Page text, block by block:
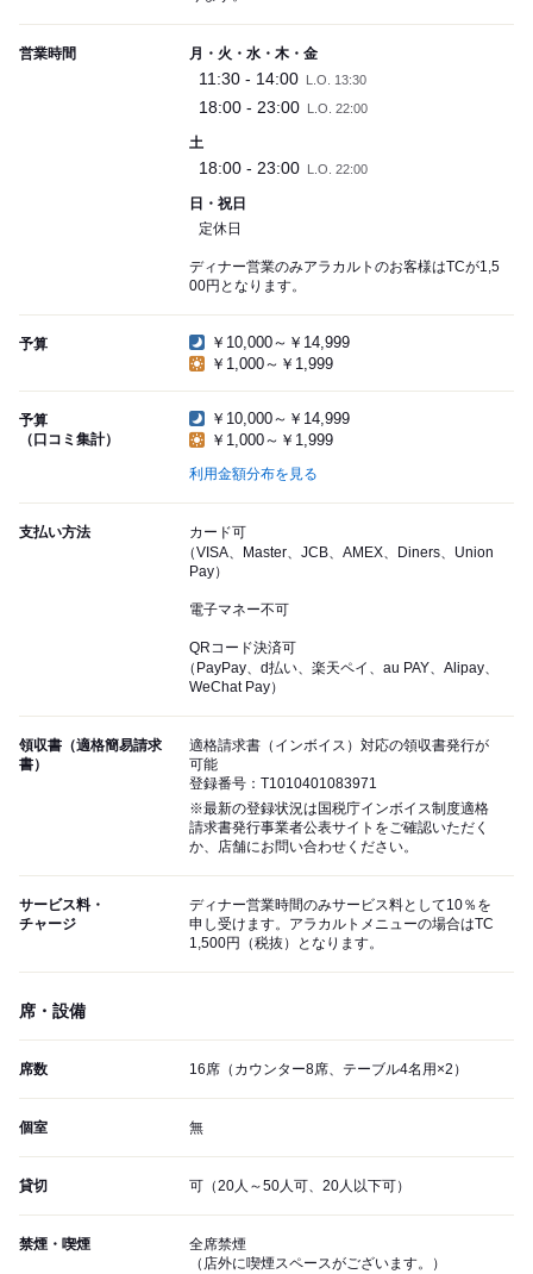
営業時間 月・火・水・木・金
11:30 - 14:00 L.O. 13:30
18:00 - 23:00 L.O. 22:00
土
18:00 - 23:00 L.O. 22:00
日・祝日
定休日
ディナー営業のみアラカルトのお客様はTCが1,5
00円となります。
予算
￥10,000～￥14,999
￥1,000～￥1,999
予算
（口コミ集計）
￥10,000～￥14,999
￥1,000～￥1,999
利用金額分布を見る
支払い方法
カード可
（VISA、Master、JCB、AMEX、Diners、Union
Pay）
電子マネー不可
QRコード決済可
（PayPay、d払い、楽天ペイ、au PAY、Alipay、
WeChat Pay）
領収書（適格簡易請求
書）
適格請求書（インボイス）対応の領収書発行が
可能
登録番号：T1010401083971
※最新の登録状況は国税庁インボイス制度適格
請求書発行事業者公表サイトをご確認いただく
か、店舗にお問い合わせください。
サービス料・
チャージ
ディナー営業時間のみサービス料として10％を
申し受けます。アラカルトメニューの場合はTC
1,500円（税抜）となります。
席・設備
席数 16席（カウンター8席、テーブル4名用×2）
個室 無
貸切 可（20人～50人可、20人以下可）
禁煙・喫煙
全席禁煙
（店外に喫煙スペースがございます。）